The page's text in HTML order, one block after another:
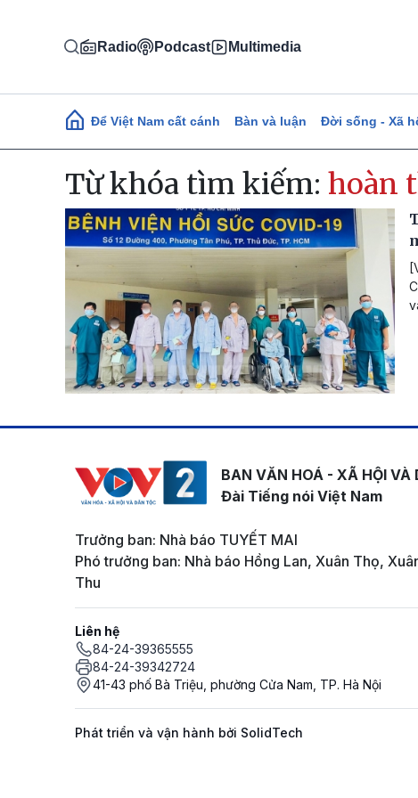
Radio Podcast Multimedia
Main navigation
Để Việt Nam cất cánh Bàn và luận Đời sống - Xã
Từ khóa tìm kiếm: hoàn
BAN VĂN HOÁ - XÃ HỘI VÀ
Đài Tiếng nói Việt Nam
Trưởng ban: Nhà báo TUYẾT MAI
Phó trưởng ban: Nhà báo Hồng Lan, Xuân Thọ,
Thu
Liên hệ
84-24-39365555
84-24-39342724
41-43 phố Bà Triệu, phường Cửa Nam, TP. Hà Nội
Phát triển và vận hành bởi SolidTech